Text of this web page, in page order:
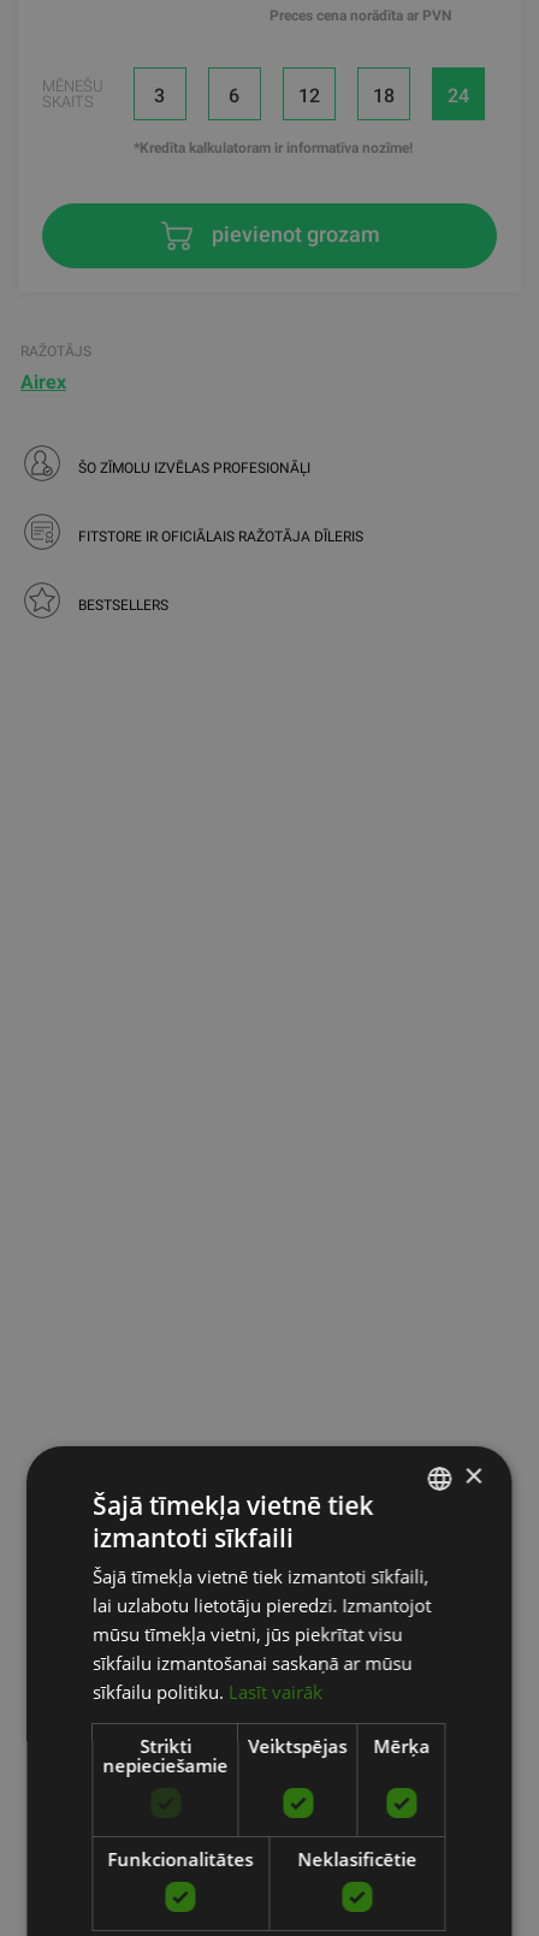
Preces cena norādīta ar PVN
MĒNEŠU
SKAITS
3 6 12 18 24
*Kredīta kalkulatoram ir informatīva nozīme!
pievienot grozam
RAŽOTĀJS
Airex
ŠO ZĪMOLU IZVĒLAS PROFESIONĀĻI
FITSTORE IR OFICIĀLAIS RAŽOTĀJA DĪLERIS
BESTSELLERS
ENGLISH
RUSSIAN
×
Šajā tīmekļa vietnē tiek
izmantoti sīkfaili
Šajā tīmekļa vietnē tiek izmantoti sīkfaili,
lai uzlabotu lietotāju pieredzi. Izmantojot
mūsu tīmekļa vietni, jūs piekrītat visu
sīkfailu izmantošanai saskaņā ar mūsu
sīkfailu politiku. Lasīt vairāk
Strikti
nepieciešamie
Veiktspējas Mērķa
Funkcionalitātes Neklasificētie